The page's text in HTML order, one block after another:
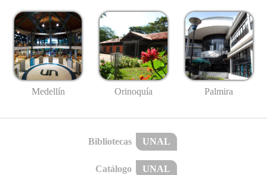
Medellín Orinoquía Palmira
Bibliotecas UNAL
Catálogo UNAL